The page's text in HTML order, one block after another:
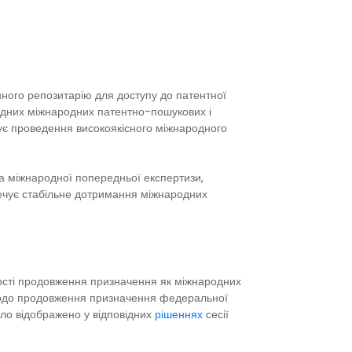
репозитарію для доступу до патентної
міжнародних патентно-пошукових і
високоякісного міжнародного
попередньої експертизи,
стабільне дотримання міжнародних
продовження призначення як міжнародних
продовження призначення федеральної
відображено у відповідних рішеннях сесії